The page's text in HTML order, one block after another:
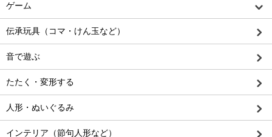
ゲーム
伝承玩具（コマ・けん玉など）
音で遊ぶ
たたく・変形する
人形・ぬいぐるみ
インテリア（節句人形など）